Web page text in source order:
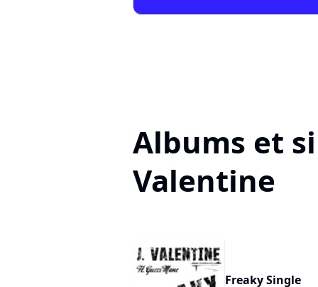
Albums et
Valentine
Freaky Single